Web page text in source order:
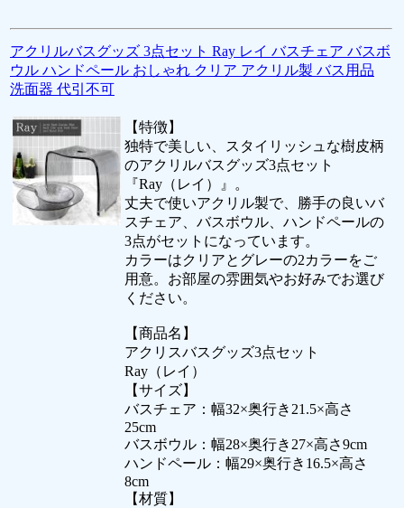
アクリルバスグッズ 3点セット Ray レイ バスチェア バスボ
ウル ハンドペール おしゃれ クリア アクリル製 バス用品
洗面器 代引不可
【特徴】
独特で美しい、スタイリッシュな樹皮柄
のアクリルバスグッズ3点セット
『Ray（レイ）』。
丈夫で使いアクリル製で、勝手の良いバ
スチェア、バスボウル、ハンドペールの
3点がセットになっています。
カラーはクリアとグレーの2カラーをご
用意。お部屋の雰囲気やお好みでお選び
ください。
【商品名】
アクリスバスグッズ3点セット
Ray（レイ）
【サイズ】
バスチェア：幅32×奥行き21.5×高さ
25cm
バスボウル：幅28×奥行き27×高さ9cm
ハンドペール：幅29×奥行き16.5×高さ
8cm
【材質】